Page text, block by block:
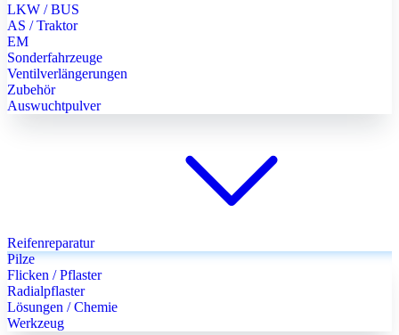
LKW / BUS
AS / Traktor
EM
Sonderfahrzeuge
Ventilverlängerungen
Zubehör
Auswuchtpulver
Reifenreparatur
Pilze
Flicken / Pflaster
Radialpflaster
Lösungen / Chemie
Werkzeug